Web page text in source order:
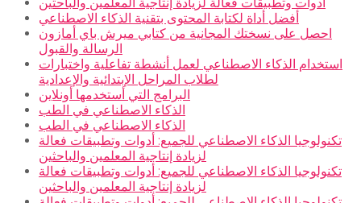
أدوات وتطبيقات فعالة لزيادة إنتاجية المعلمين والباحثين
أفضل أداة لكتابة المحتوى بتقنية الذكاء الاصطناعي
احصل على نسختك المجانية من كتابي ميرش باي أمازون
الرسالة والقبول
استخدام الذكاء الاصطناعي لعمل أنشطة تفاعلية واختبارات
لطلاب المراحل الإبتدائية والإعدادية
البرامج التي أستخدمها أونلاين
الذكاء الاصطناعي في الطب
الذكاء الاصطناعي في الطب
تكنولوجيا الذكاء الاصطناعي للجميع: أدوات وتطبيقات فعالة
لزيادة إنتاجية المعلمين والباحثين
تكنولوجيا الذكاء الاصطناعي للجميع: أدوات وتطبيقات فعالة
لزيادة إنتاجية المعلمين والباحثين